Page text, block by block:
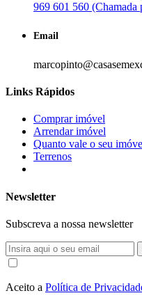
969 601 560 (Chamada
Email
Links Rápidos
Comprar imóvel
Arrendar imóvel
Quanto vale o seu
Terrenos
Newsletter
Subscreva a nossa newsletter
Aceito a Política de